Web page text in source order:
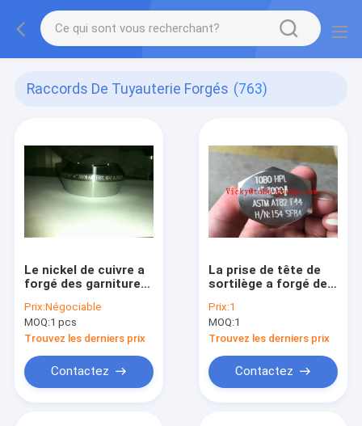
Raccords De Tuyauterie Forgés (763)
Le nickel de cuivre a
forgé des garnitures
Prix:Négociable
MOQ:1 pcs
Trouvez les derniers prix
Contactez
La prise de tête de
sortilège a forgé des
Prix:1
MOQ:1
Trouvez les derniers prix
Contactez